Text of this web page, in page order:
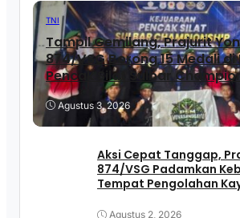
TNI
Tampil Gemilang, Prajurit
874/VSG Borong 15 Medali di
Pencak Silat Sulbar
Agustus 3, 2026
Aksi Cepat Tanggap,
874/VSG Padamkan
Tempat Pengolahan
Agustus 2, 2026